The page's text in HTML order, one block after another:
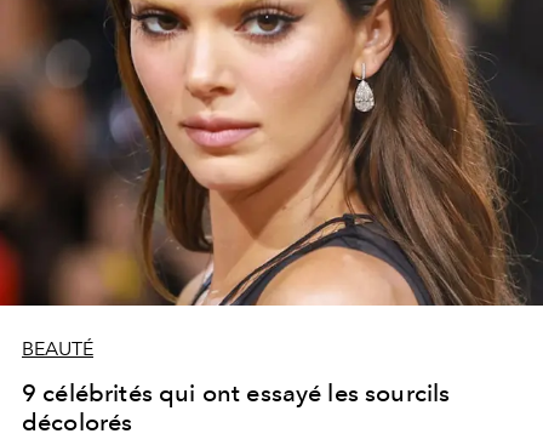
BEAUTÉ
9 célébrités qui ont essayé les sourcils
décolorés